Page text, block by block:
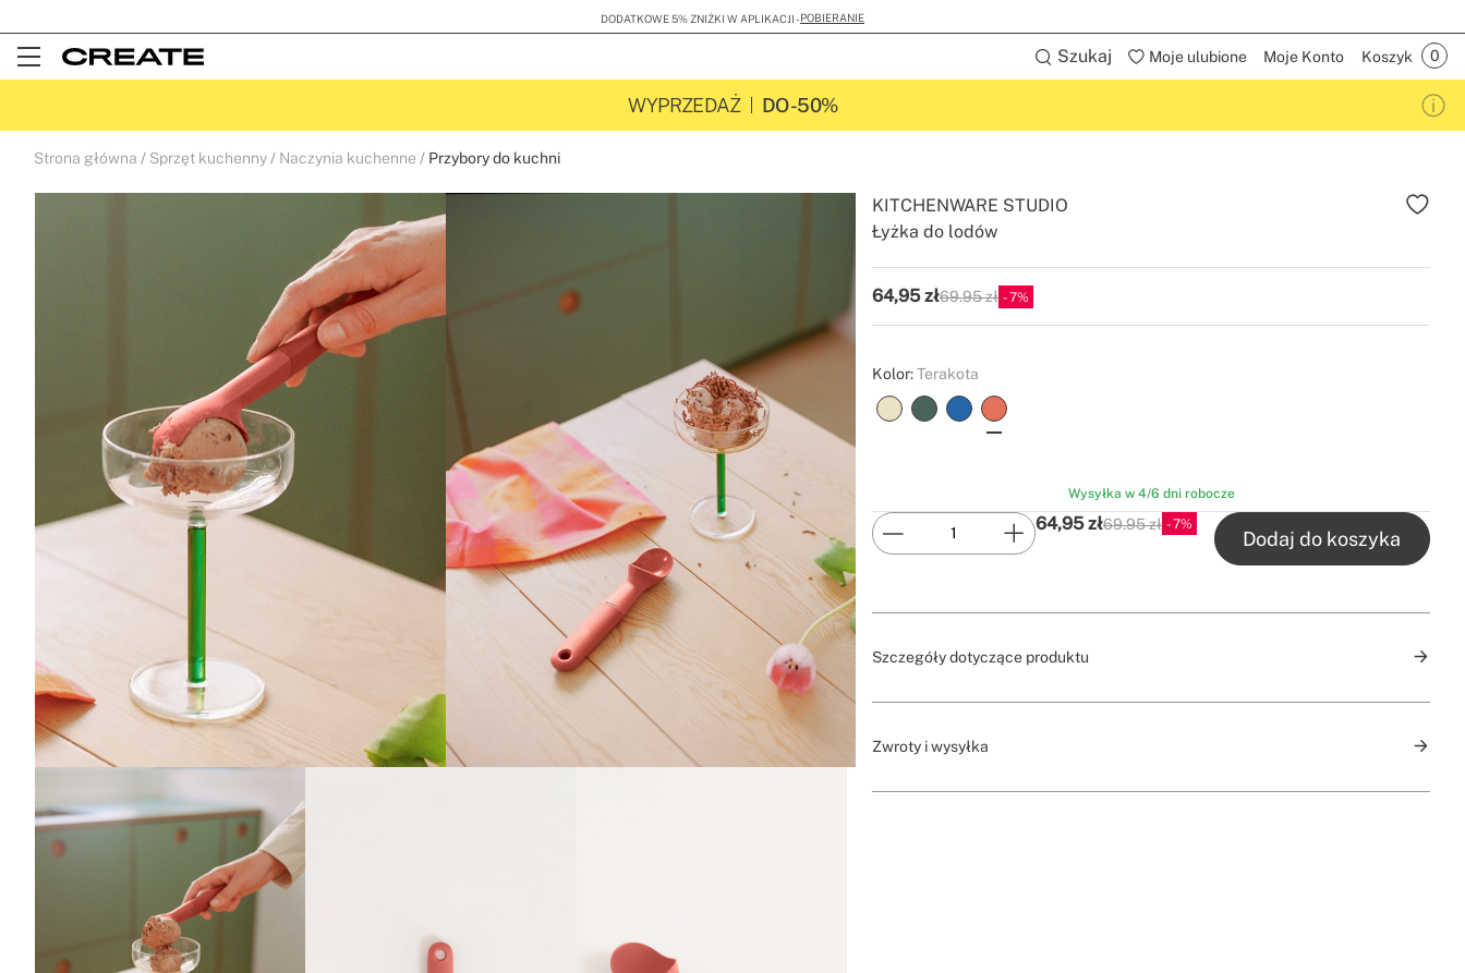
DODATKOWE 5% ZNIŻKI W APLIKACJI -POBIERANIE
Open
Szukaj Moje ulubione Moje Konto Koszyk
WYPRZEDAŻ DO -50%
Strona główna Sprzęt kuchenny Naczynia kuchenne Przybory do kuchni
Łyżka do lodów
KITCHENWARE STUDIO
64,95 złP.V.P
69.95 zł 7
Kolor:Terakota
Wysyłka w 4/6 dni robocze
64,95 złP.V.P
69.95 zł 7
Dodaj do koszyka
Szczegóły dotyczące produktu
Zwroty i wysyłka